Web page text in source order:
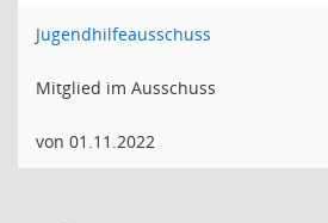
Jugendhilfeausschuss
Mitglied im Ausschuss
von 01.11.2022